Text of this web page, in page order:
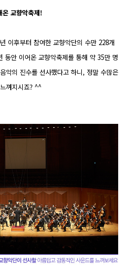
교향악축제!
이후부터 참여한 교향악단의 수만 228개
동안 이어온 교향악축제를 통해 약 35만 명
악의 진수를 선사했다고 하니, 정말 수많은
껴지시죠? ^^